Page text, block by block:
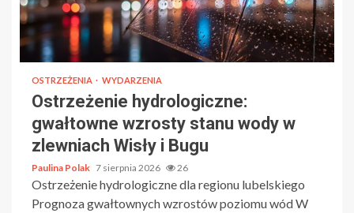
OSTRZEŻENIA WYDARZENIA
Ostrzeżenie hydrologiczne:
gwałtowne wzrosty stanu wody w
zlewniach Wisły i Bugu
Paulina Polak 7 sierpnia 2026 26
Ostrzeżenie hydrologiczne dla regionu lubelskiego
Prognoza gwałtownych wzrostów poziomu wód W